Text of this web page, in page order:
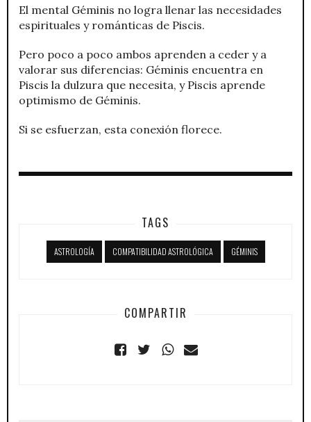
El mental Géminis no logra llenar las necesidades
espirituales y románticas de Piscis.
Pero poco a poco ambos aprenden a ceder y a
valorar sus diferencias: Géminis encuentra en
Piscis la dulzura que necesita, y Piscis aprende
optimismo de Géminis.
Si se esfuerzan, esta conexión florece.
TAGS
ASTROLOGÍA COMPATIBILIDAD ASTROLÓGICA GÉMINIS
COMPARTIR